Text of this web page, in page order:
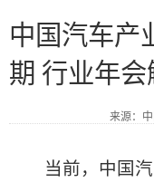
中国汽车产
期 行业年
来源：
当前，中国